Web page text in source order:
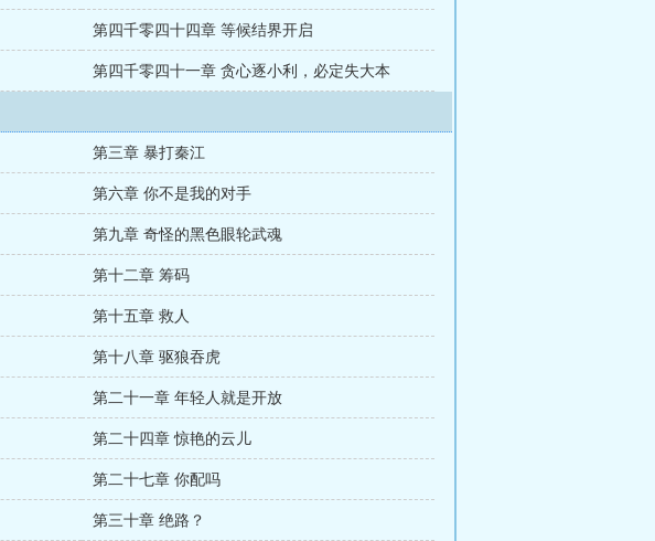
第四千零四十四章 等候结界开启
第四千零四十一章 贪心逐小利，必定失大本
第三章 暴打秦江
第六章 你不是我的对手
第九章 奇怪的黑色眼轮武魂
第十二章 筹码
第十五章 救人
第十八章 驱狼吞虎
第二十一章 年轻人就是开放
第二十四章 惊艳的云儿
第二十七章 你配吗
第三十章 绝路？